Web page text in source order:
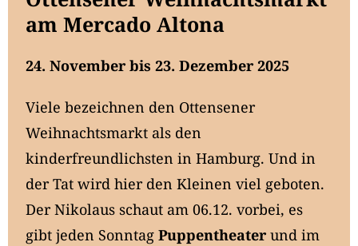
am Mercado Altona
24. November bis 23. Dezember 2025
Viele bezeichnen den Ottensener
Weihnachtsmarkt als den
kinderfreundlichsten in Hamburg. Und in
der Tat wird hier den Kleinen viel geboten.
Der Nikolaus schaut am 06.12. vorbei, es
gibt jeden Sonntag Puppentheater und im